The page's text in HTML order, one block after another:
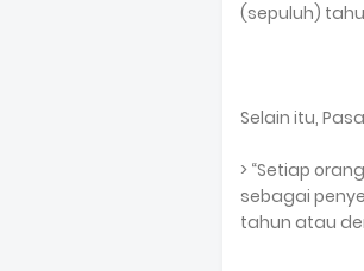
(sepuluh)
Selain itu,
> “Setiap
sebagai
tahun atau